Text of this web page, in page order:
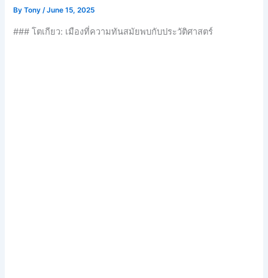
ByTony/June 15, 2025
### โตเกียว: เมืองที่ความทันสมัยพบกับประวัติศาสตร์